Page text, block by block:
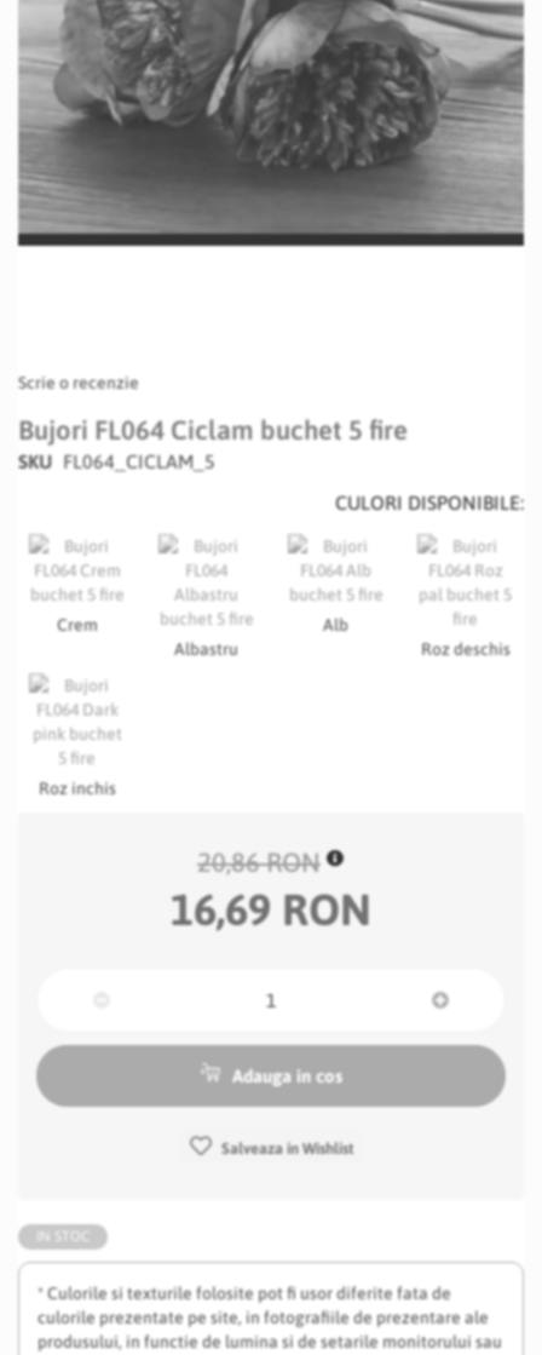
to
beginning
of
gallery
Scrie o recenzie
Bujori FL064 Ciclam buchet 5 fire
SKU FL064_CICLAM_5
* Culorile si texturile folosite pot fi usor diferite fata de
culorile prezentate pe site, in fotografiile de prezentare ale
produsului, in functie de lumina si de setarile monitorului sau
CULORI DISPONIBILE:
Crem
Albastru
Alb
Roz deschis
Roz inchis
20,86 RON
16,69 RON
Adauga in cos
Salveaza in Wishlist